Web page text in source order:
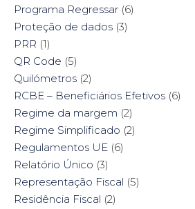
Programa Regressar (6)
Proteção de dados (3)
PRR (1)
QR Code (5)
Quilómetros (2)
RCBE – Beneficiários Efetivos (6)
Regime da margem (2)
Regime Simplificado (2)
Regulamentos UE (6)
Relatório Único (3)
Representação Fiscal (5)
Residência Fiscal (2)